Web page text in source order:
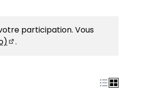
participation. Vous
.